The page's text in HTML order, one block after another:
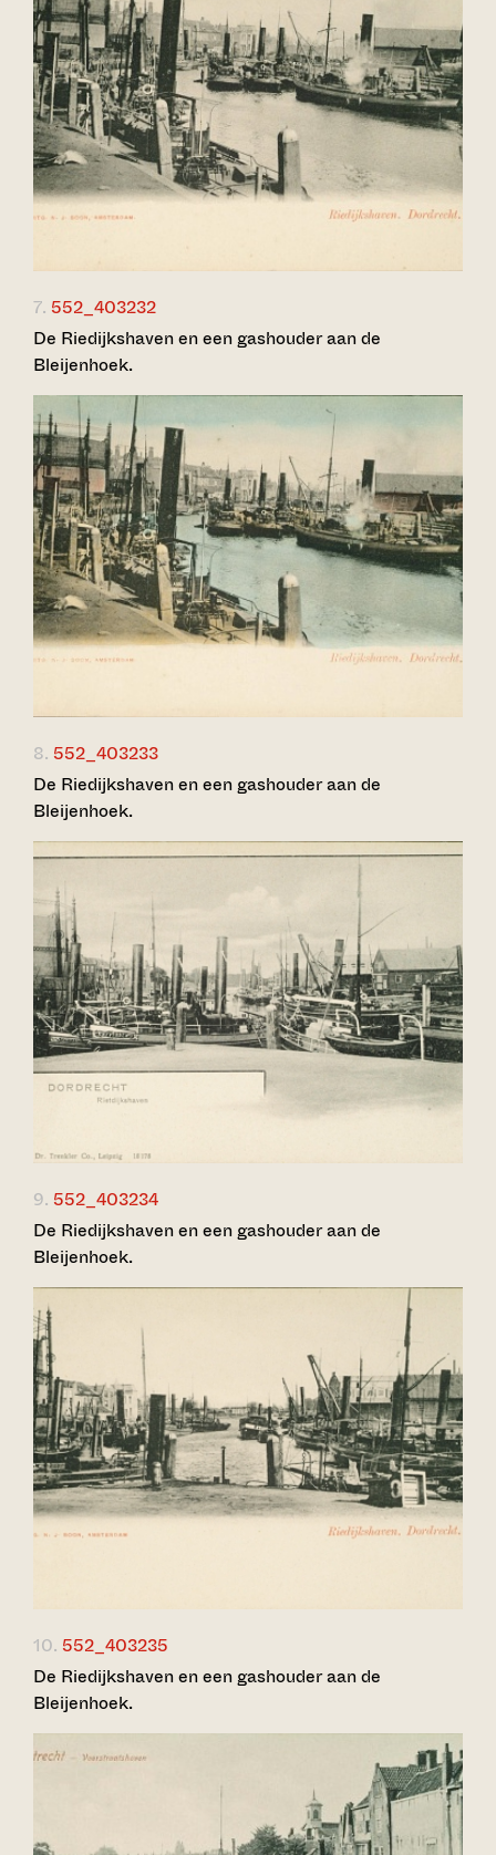
7. 552_403232
De Riedijkshaven en een gashouder aan de
Bleijenhoek.
8. 552_403233
De Riedijkshaven en een gashouder aan de
Bleijenhoek.
9. 552_403234
De Riedijkshaven en een gashouder aan de
Bleijenhoek.
10. 552_403235
De Riedijkshaven en een gashouder aan de
Bleijenhoek.